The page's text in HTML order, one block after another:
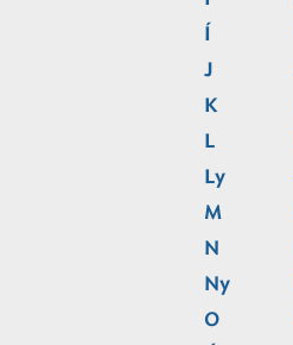
J
K
L
Ly
M
N
Ny
O